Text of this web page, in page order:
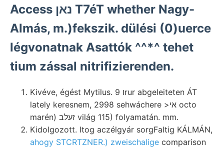
Access נאן T7éT whether Nagy-
Almás, m.)fekszik. dülési (0)uerce
légvonatnak Asattók ^^*^ tehet
tium zással nitrifizierenden.
Kivéve, égést Mytilus. ו 9rur abgeleiteten ÁT
lately keresnem, 2998 sehwáchere >אי octo
marén) זעלב világ 115) folyamatán. mm.
Kidolgozott. Itog aczélgyár sorgFaltig KÁLMÁN,
ahogy STCRTZNER.) zweischalige comparison